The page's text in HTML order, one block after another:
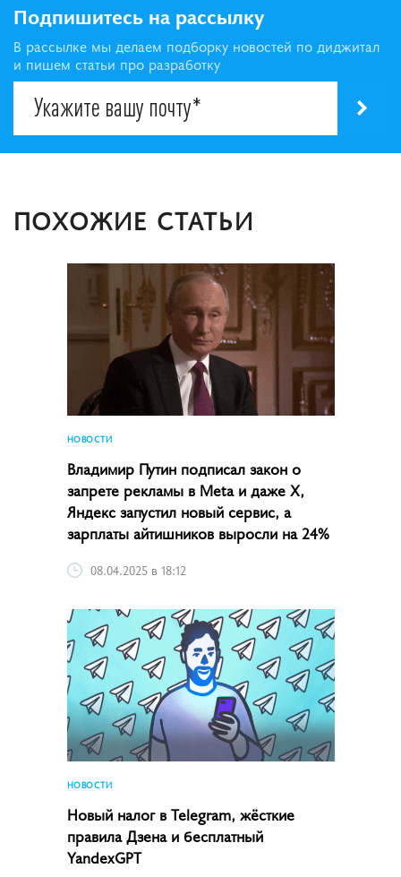
Подпишитесь на рассылку
В рассылке мы делаем подборку новостей по диджитал
и пишем статьи про разработку
ПОХОЖИЕ СТАТЬИ
НОВОСТИ
Владимир Путин подписал закон о
запрете рекламы в Meta и даже X,
Яндекс запустил новый сервис, а
зарплаты айтишников выросли на 24%
08.04.2025 в 18:12
НОВОСТИ
Новый налог в Telegram, жёсткие
правила Дзена и бесплатный
YandexGPT